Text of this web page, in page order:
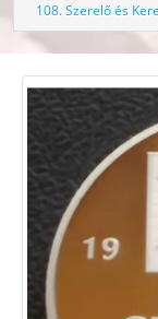
108. Szerelő és